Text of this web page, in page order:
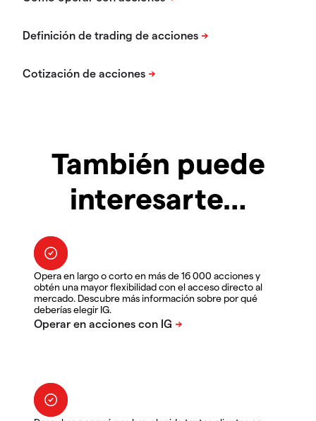
También puede
interesarte…
Opera en largo o corto en más de 16 000 acciones y
obtén una mayor flexibilidad con el acceso directo al
mercado. Descubre más información sobre por qué
deberías elegir IG.